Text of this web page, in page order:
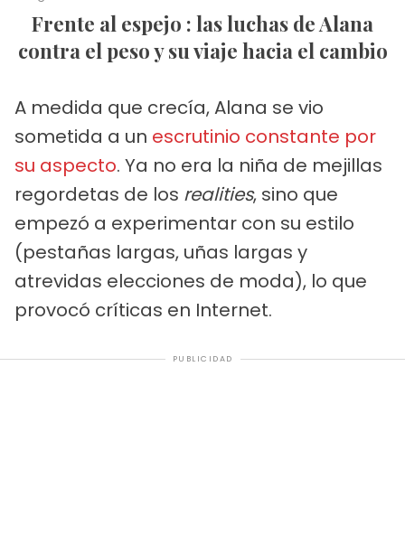
Frente al espejo : las luchas de Alana
contra el peso y su viaje hacia el cambio
A medida que crecía, Alana se vio
sometida a un escrutinio constante por
su aspecto. Ya no era la niña de mejillas
regordetas de los realities, sino que
empezó a experimentar con su estilo
(pestañas largas, uñas largas y
atrevidas elecciones de moda), lo que
provocó críticas en Internet.
PUBLICIDAD